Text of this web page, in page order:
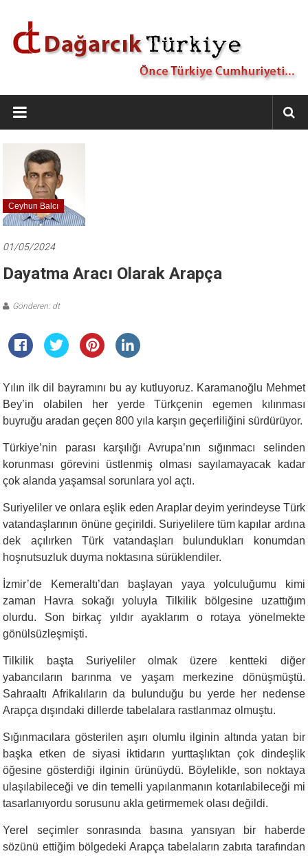
Dağarcık
Türkiye
Türkiye
Cumhuriyeti…
Ceyhun Balcı
01/05/2024
Dayatma Aracı Olarak Arapça
Gönderen: dt
Yılın ilk dil bayramını bu ay kutluyoruz. Karamanoğlu Mehmet
Bey’in olabilen her yerde Türkçenin egemen kılınması
buyruğu aradan geçen 800 yıla karşın geçerliliğini sürdürüyor.
Türkiye’nin parası karşılığı Avrupa’nın sığınmacı selinden
korunması görevini üstlenmiş olması sayılamayacak kadar
çok alanda yaşamsal sorunlara yol açtı.
Suriyeliler ve onlara eşlik eden Araplar deyim yerindeyse Türk
vatandaşlarının önüne geçirildi. Suriyelilere tüm kapılar ardına
dek açılırken Türk vatandaşları bulundukları konumdan
hoşnutsuzluk duyma noktasına sürüklendiler.
İzmir’de Kemeraltı’dan başlayan yaya yolculuğumu kimi
zaman Havra sokağı yoluyla Tilkilik bölgesine uzattığım
olurdu. Son birkaç yıldır ayaklarım o rotaya yönelmekte
gönülsüzleşmişti.
Tilkilik başta Suriyeliler olmak üzere kentteki diğer
yabancıların barınma ve yaşam merkezine dönüşmüştü.
Sahraaltı Afrikalıların da bulunduğu bu yerde her nedense
Arapça dışındaki dillerde tabelalara rastlanmaz olmuştu.
Sığınmacılara gösterilen aşırı olumlu ilginin altında yatan bir
başka etken de siyasi iktidarın yurttaşlıktan çok dindeşlik
öğesine gösterdiği ilginin ürünüydü. Böylelikle, son noktaya
ulaşılabileceği ve din temelli yapılanmanın kotarılabileceği mi
tasarlanıyordu sorusunu akla getirmemek olası değildi.
Yerel seçimler sonrasında basına yansıyan bir haberde
sözünü ettiğim bölgedeki Arapça tabelaların zabıta tarafından